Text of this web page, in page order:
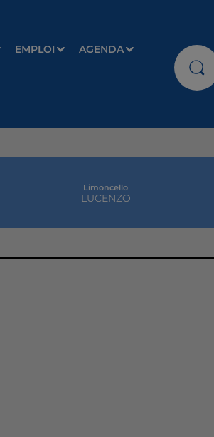
EMPLOI AGENDA
Limoncello
LUCENZO